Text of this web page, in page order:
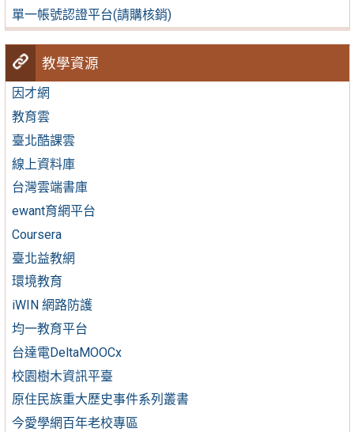
單一帳號認證平台(請購核銷)
教學資源
因才網
教育雲
臺北酷課雲
線上資料庫
台灣雲端書庫
ewant育網平台
Coursera
臺北益教網
環境教育
iWIN 網路防護
均一教育平台
台達電DeltaMOOCx
校園樹木資訊平臺
原住民族重大歷史事件系列叢書
今愛學網百年老校專區